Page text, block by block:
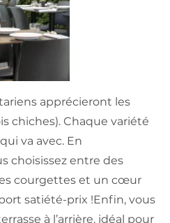
apprécieront les
chiches). Chaque variété
va avec. En
choisissez entre des
courgettes et un cœur
satiété-prix !Enfin, vous
à l’arrière, idéal pour